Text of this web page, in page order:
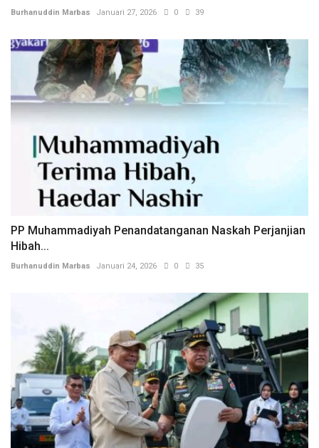
Burhanuddin Marbas Januari 27, 2026 0 39
‎PP Muhammadiyah Penandatanganan Naskah Perjanjian
Hibah...
Burhanuddin Marbas Januari 24, 2026 0 35